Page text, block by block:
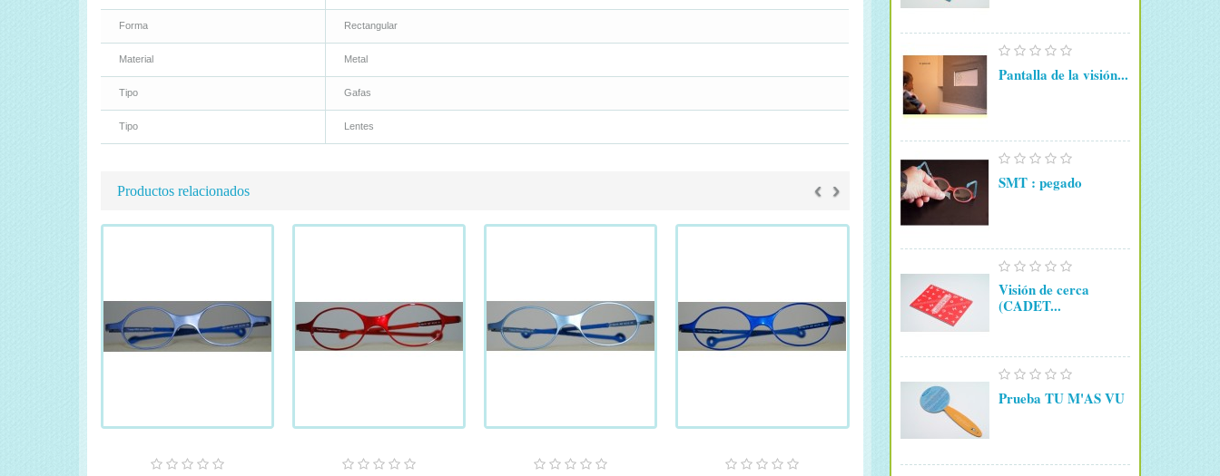
Forma Rectangular
Material Metal
Tipo Gafas
Tipo Lentes
Productos relacionados ‹ ›
Pantalla de la visión...
SMT : pegado
Visión de cerca
(CADET...
Prueba TU M'AS VU